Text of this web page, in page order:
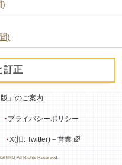
)
)
訂正
版」のご案内
プライバシーポリシー
X(旧: Twitter)－営業
All Rights Reserved.